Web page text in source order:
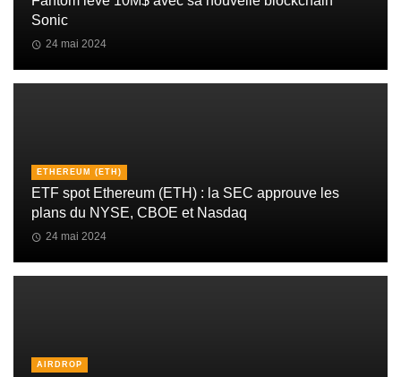
Sonic
24 mai 2024
ETHEREUM (ETH)
ETF spot Ethereum (ETH) : la SEC approuve les
plans du NYSE, CBOE et Nasdaq
24 mai 2024
AIRDROP